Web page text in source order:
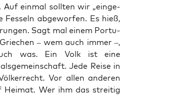
Auf ein­mal soll­ten wir „ein­ge­
abge­wor­fen. Es hieß,
Sagt mal einem Por­tu­
– wem auch immer –,
was. Ein Volk ist eine
Jede Rei­se in
Vor allen ande­ren
Wer ihm das strei­tig